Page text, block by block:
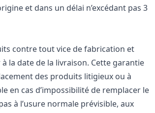
et dans un délai n’excédant pas 3
contre tout vice de fabrication et
la date de la livraison. Cette garantie
des produits litigieux ou à
en cas d’impossibilité de remplacer le
à l’usure normale prévisible, aux